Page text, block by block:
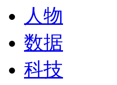
人物
数据
科技